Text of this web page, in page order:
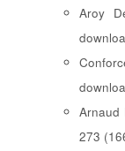
Aroy
Arnaud
273